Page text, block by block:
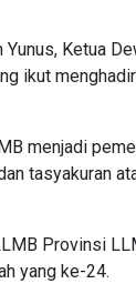
Ketua
ikut
menjadi
tasyakuran
Provinsi
yang ke-24.